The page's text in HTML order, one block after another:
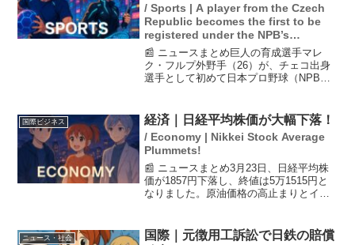
/ Sports | A player from the Czech
Republic becomes the first to be
registered under the NPB’s
controlled player system.
📰 ニュースまとめ巨人の育成選手マレ
ク・フルプ外野手（26）が、チェコ出身
選手として初めて日本プロ野球（NPB）
来日2年目の右打ち強打者で、背番号は39
に決まりました...
国際ビジネス 経済｜日経平均株価が大幅下落！
/ Economy | Nikkei Stock Average
Plummets!
📰 ニュースまとめ3月23日、日経平均株
価が1857円下落し、終値は5万1515円と
なりました。原油価格の高止まりとイラ
の今後の動向については、世論調査が行
ニュース・社会
国際｜元徴用工訴訟で日鉄の賠償